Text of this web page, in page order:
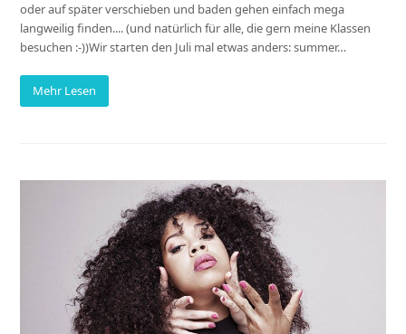
oder auf später verschieben und baden gehen einfach mega
langweilig finden.... (und natürlich für alle, die gern meine Klassen
besuchen :-))Wir starten den Juli mal etwas anders: summer…
Mehr Lesen